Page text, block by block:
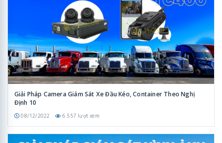
Giải Pháp Camera Giám Sát Xe Đầu Kéo, Container Theo Nghị
Định 10
08/12/2022 6.557 lượt xem